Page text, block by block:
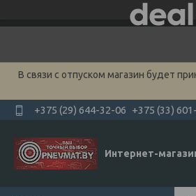
В связи с отпуском магазин будет
+375 (29) 644-32-06 +375 (33)
Интернет-